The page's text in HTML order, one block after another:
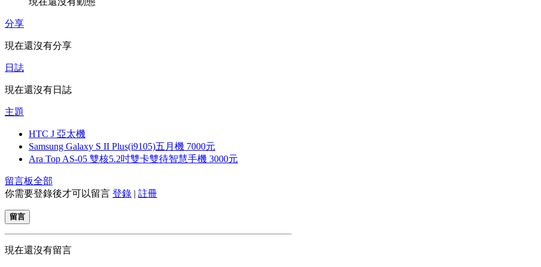
分享
現在還沒有分享
日誌
現在還沒有日誌
主題
HTC J 亞太機
Samsung Galaxy S II Plus(i9105)五月機 7000元
Ara Top AS-05 雙核5.2吋雙卡雙待智慧手機 3000元
留言板全部
你需要登錄後才可以留言 登錄 | 註冊
留言
現在還沒有留言